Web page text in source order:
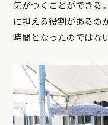
気がつくことができる
に担える役割があるの
時間となったのではな